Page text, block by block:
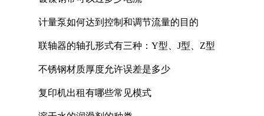
计量泵如何达到控制和调节流量的目的
联轴器的轴孔形式有三种：Y型、J型、Z型
不锈钢材质厚度允许误差是多少
复印机出租有哪些常见模式